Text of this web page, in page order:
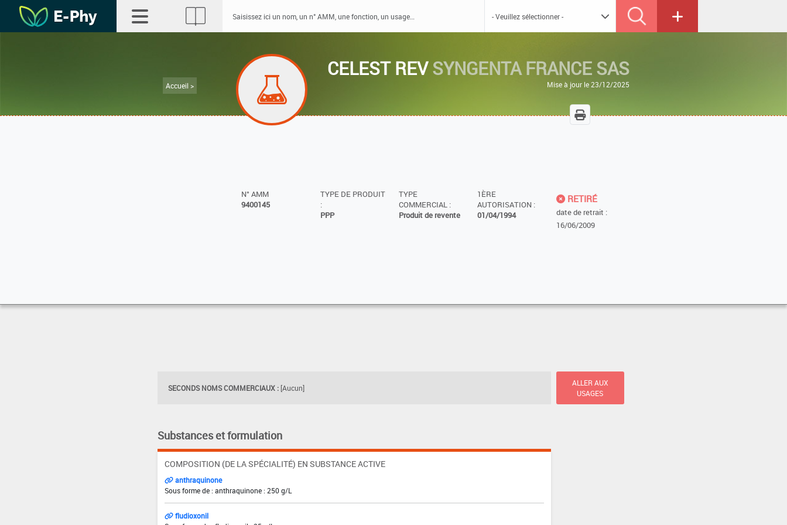
Accueil >
CELEST REVSYNGENTA FRANCE SAS
Mise à jour le 23/12/2025
N° AMM
9400145
TYPE DE PRODUIT
:
PPP
TYPE
COMMERCIAL :
Produit de revente
1ÈRE
AUTORISATION :
01/04/1994
RETIRÉ
date de retrait :
16/06/2009
SECONDS NOMS COMMERCIAUX : [Aucun]
ALLER AUX
USAGES
Substances et formulation
COMPOSITION (DE LA SPÉCIALITÉ) EN SUBSTANCE ACTIVE
anthraquinone
Sous forme de : anthraquinone : 250 g/L
fludioxonil